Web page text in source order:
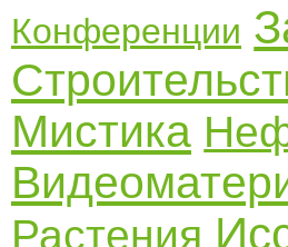
Конференции
Мистика
Растения